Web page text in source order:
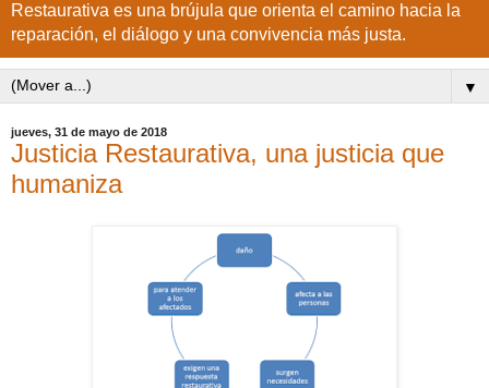
Restaurativa es una brújula que orienta el camino hacia la
reparación, el diálogo y una convivencia más justa.
▼
jueves, 31 de mayo de 2018
Justicia Restaurativa, una justicia que
humaniza